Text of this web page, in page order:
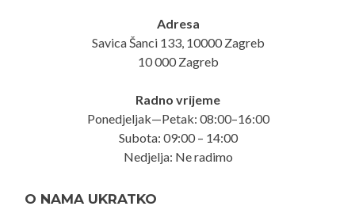
Adresa
Savica Šanci 133, 10000 Zagreb
10 000 Zagreb
Radno vrijeme
Ponedjeljak—Petak: 08:00–16:00
Subota: 09:00 – 14:00
Nedjelja: Ne radimo
O NAMA UKRATKO